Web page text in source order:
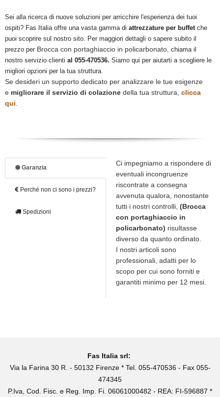
Sei alla ricerca di nuove soluzioni per arricchire l'esperienza dei tuoi
ospiti? Fas Italia offre una vasta gamma di attrezzature per buffetche
puoi scoprire sul nostro sito. Per maggiori dettagli o sapere subito il
prezzo per Brocca con portaghiaccio in policarbonato, chiama il
nostro servizio clienti al 055-470536. Siamo qui per aiutarti a scegliere le
migliori opzioni per la tua struttura.
Se desideri un supporto dedicato per analizzare le tue esigenze
e migliorare il servizio di colazione della tua struttura, clicca
qui.
Garanzia
Perché non ci sono i prezzi?
Spedizioni
Ci impegniamo a rispondere di
eventuali incongruenze
riscontrate a consegna
avvenuta qualora, nonostante
tutti i nostri controlli, (Brocca
con portaghiaccio in
policarbonato) risultasse
diverso da quanto ordinato.
I nostri articoli sono
professionali, adatti per lo
scopo per cui sono forniti e
garantiti minimo per 12 mesi.
Fas Italia srl:
Via la Farina 30 R. - 50132 Firenze * Tel. 055-470536 - Fax 055-
474345
P.Iva, Cod. Fisc. e Reg. Imp. Fi. 06061000482 - REA: FI-596887 *